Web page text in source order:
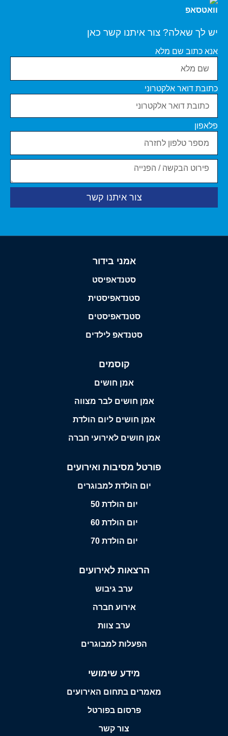
יש לך שאלה? צור איתנו קשר כאן
אנא כתוב שם מלא
כתובת דואר אלקטרוני
פלאפון
צור איתנו קשר
אמני בידור
סטנדאפיסט
סטנדאפיסטית
סטנדאפיסטים
סטנדאפ לילדים
קוסמים
אמן חושים
אמן חושים לבר מצווה
אמן חושים ליום הולדת
אמן חושים לאירועי חברה
פורטל מסיבות ואירועים
יום הולדת למבוגרים
יום הולדת 50
יום הולדת 60
יום הולדת 70
הרצאות לאירועים
ערב גיבוש
אירוע חברה
ערב צוות
הפעלות למבוגרים
מידע שימושי
מאמרים בתחום האירועים
פרסום בפורטל
צור קשר